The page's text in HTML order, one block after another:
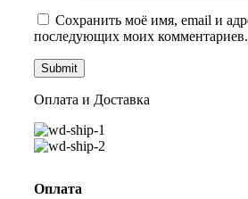
Сохранить моё имя, email и
последующих моих комментариев.
Оплата и Доставка
Оплата